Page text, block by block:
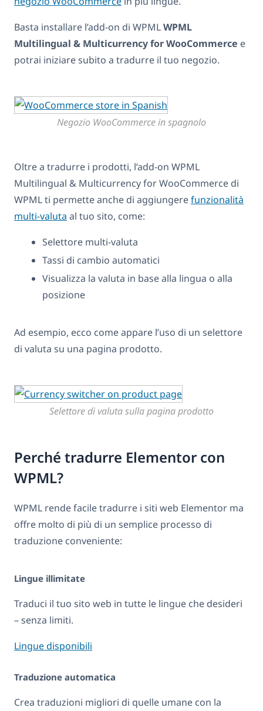
Basta installare l’add-on di WPMLWPML
Multilingual & Multicurrency for WooCommerce e
potrai iniziare subito a tradurre il tuo negozio.
Negozio WooCommerce in spagnolo
Oltre a tradurre i prodotti, l’add-on WPML
Multilingual & Multicurrency for WooCommerce di
WPML ti permette anche di aggiungerefunzionalità
multi-valuta al tuo sito, come:
Selettore multi-valuta
Tassi di cambio automatici
Visualizza la valuta in base alla lingua o alla
posizione
Ad esempio, ecco come appare l’uso di un selettore
di valuta su una pagina prodotto.
Selettore di valuta sulla pagina prodotto
Perché tradurre Elementor con
WPML?
WPML rende facile tradurre i siti web Elementor ma
offre molto di più di un semplice processo di
traduzione conveniente:
Lingue illimitate
Traduci il tuo sito web in tutte le lingue che desideri
– senza limiti.
Lingue disponibili
Traduzione automatica
Crea traduzioni migliori di quelle umane con la